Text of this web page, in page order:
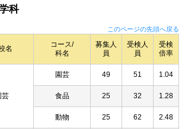
科
このページの先頭へ戻る
名
コース/
科名
募集人
員
受検人
員
受検
倍率
芸
園芸 49 51 1.04
食品 25 32 1.28
動物 25 62 2.48